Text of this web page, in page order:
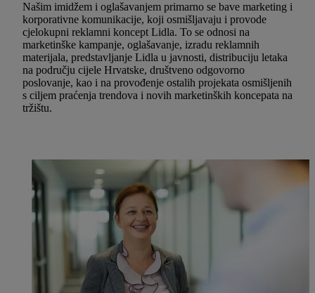
Našim imidžem i oglašavanjem primarno se bave marketing i
korporativne komunikacije, koji osmišljavaju i provode
cjelokupni reklamni koncept Lidla. To se odnosi na
marketinške kampanje, oglašavanje, izradu reklamnih
materijala, predstavljanje Lidla u javnosti, distribuciju letaka
na području cijele Hrvatske, društveno odgovorno
poslovanje, kao i na provođenje ostalih projekata osmišljenih
s ciljem praćenja trendova i novih marketinških koncepata na
tržištu.